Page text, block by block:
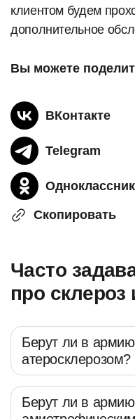
клиентом будем
дополнительное
Вы можете
ВКонтакте
Telegram
Скопировать
Часто
про
Берут ли в
атеросклерозом?
Берут ли в